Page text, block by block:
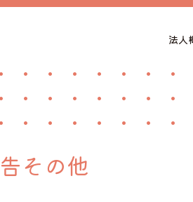
法人
その他